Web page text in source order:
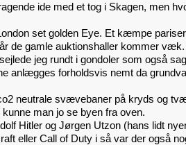
ide med et tog i Skagen, men
set golden Eye. Et kæmpe
de gamle auktionshaller kommer væk.
jeg rundt i gondoler som også
anlægges forholdsvis nemt da
neutrale svævebaner på kryds og
man jo se byen fra oven.
Hitler og Jørgen Utzon (hans lidt
eller Call of Duty i så var der også